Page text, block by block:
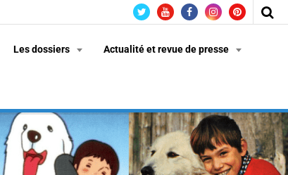
Les dossiers Actualité et revue de presse